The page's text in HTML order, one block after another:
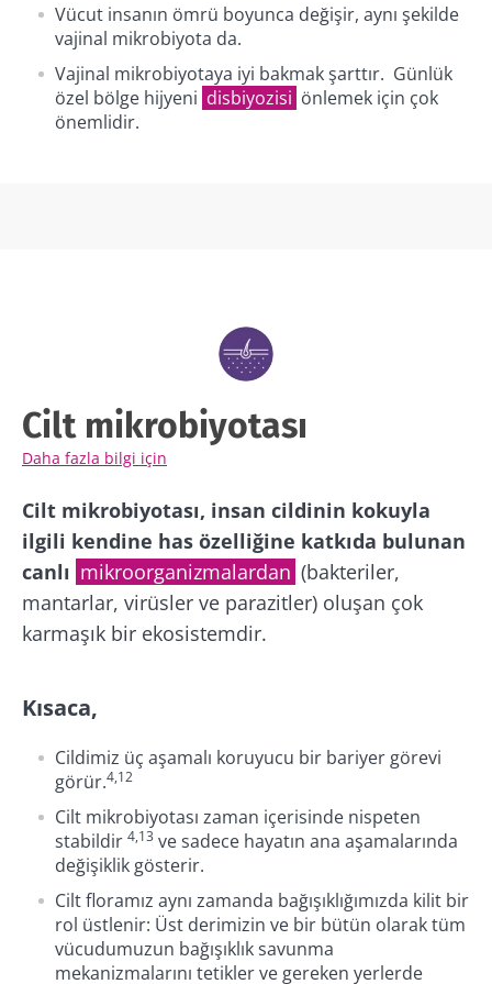
Vücut insanın ömrü boyunca değişir, aynı şekilde
vajinal mikrobiyota da.
Vajinal mikrobiyotaya iyi bakmak şarttır. Günlük
özel bölge hijyeni disbiyozisi önlemek için çok
önemlidir.
Cilt mikrobiyotası
Daha fazla bilgi için
Cilt mikrobiyotası, insan cildinin kokuyla
ilgili kendine has özelliğine katkıda bulunan
canlı mikroorganizmalardan (bakteriler,
mantarlar, virüsler ve parazitler) oluşan çok
karmaşık bir ekosistemdir.
Kısaca,
Cildimiz üç aşamalı koruyucu bir bariyer görevi
görür.4,12
Cilt mikrobiyotası zaman içerisinde nispeten
stabildir 4,13 ve sadece hayatın ana aşamalarında
değişiklik gösterir.
Cilt floramız aynı zamanda bağışıklığımızda kilit bir
rol üstlenir: Üst derimizin ve bir bütün olarak tüm
vücudumuzun bağışıklık savunma
mekanizmalarını tetikler ve gereken yerlerde
yeniden yönlendirme
üzeresiniz
Yönlendirilmek
Biocodex Microbiota Enstitüsü web sitesinde
kalın
Mikrobiyota topluluğuna katılın ve
mikrobiyota hakkında en son haberler ile
güncel kalmak için ayda bir "The Essential" ı
alın.
Biocodex'ten haberler almak için abone
olmak istiyorum
Biocodex Microbiota Institute
koşullariveveri koruma politikasiokudum ve
kabul ediyorum.
* Zorunlu alan
mikrobiyota hakkında en son haberler ile
güncel kalmak için ayda bir "The Essential" ı
alın.
Biocodex'ten haberler almak için abone
olmak istiyorum
Biocodex Microbiota Institute
kabul ediyorum.
* Zorunlu alan
BMI 20-35
Araştır